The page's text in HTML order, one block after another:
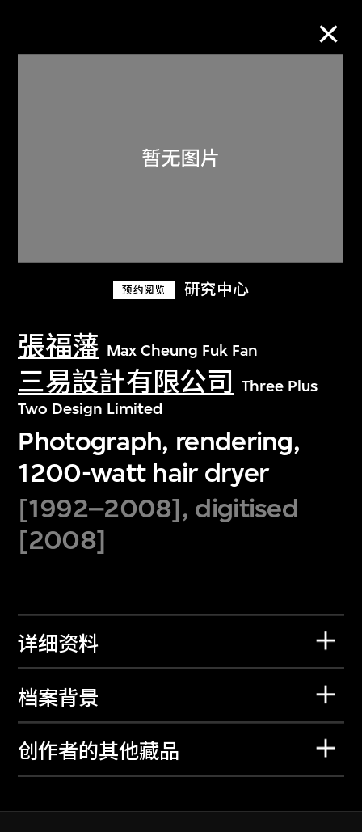
预约阅览 研究中心
張福藩 Max Cheung Fuk Fan
三易設計有限公司
Three Plus
Two Design Limited
Photograph, rendering,
1200-watt hair dryer
[1992–2008], digitised
[2008]
详细资料
档案背景
创作者的其他藏品
关于M+藏品
探索世界顶级的二十及二十一世纪视觉
文化藏品。